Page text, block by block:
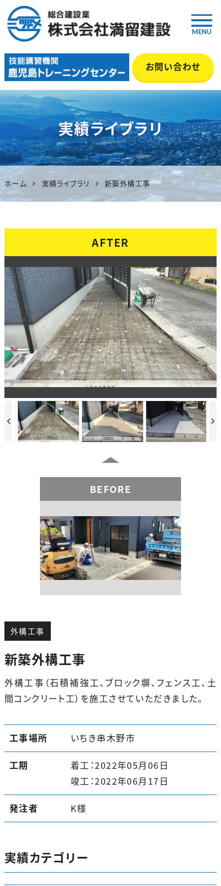
鹿児島の総合建設業『満留建
設』｜土木・舗装・型枠・管工事
等 いちき串木野市
お問い合わせ
MENU
実績ライブラリ
ホーム 実績ライブラリ 新築外構工事
AFTER
BEFORE
外構工事
新築外構工事
外構工事（石積補強工、ブロック塀、フェンス工、土
間コンクリート工）を施工させていただきました。
工事場所 いちき串木野市
工期
着工：2022年05月06日
竣工：2022年06月17日
発注者 K様
実績カテゴリー